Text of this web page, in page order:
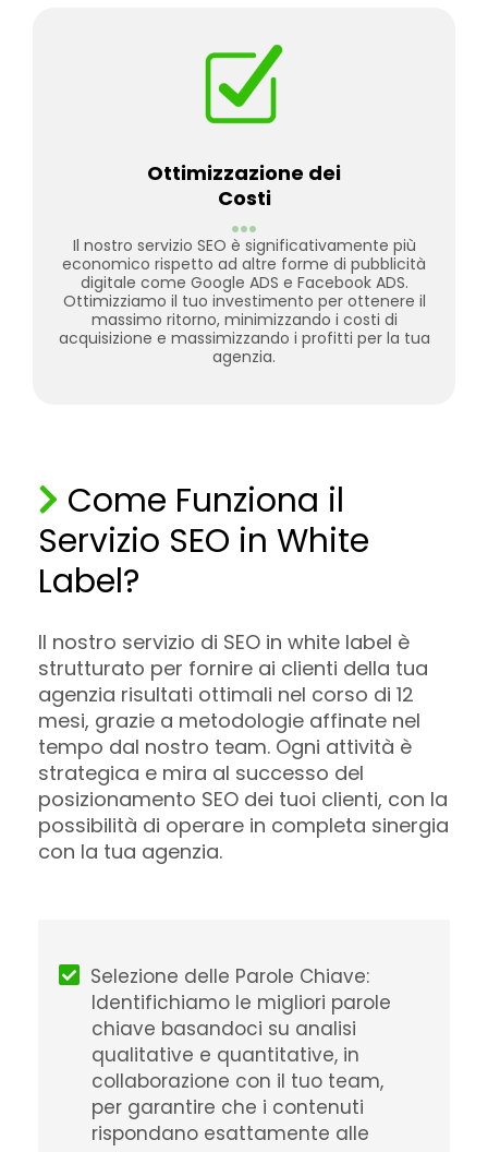
Ottimizzazione dei
Costi
...
Il nostro servizio SEO è significativamente più
economico rispetto ad altre forme di pubblicità
digitale come Google ADS e Facebook ADS.
Ottimizziamo il tuo investimento per ottenere il
massimo ritorno, minimizzando i costi di
acquisizione e massimizzando i profitti per la tua
agenzia.
Come Funziona il
Servizio SEO in White
Label?
Il nostro servizio di SEO in white label è
strutturato per fornire ai clienti della tua
agenzia risultati ottimali nel corso di 12
mesi, grazie a metodologie affinate nel
tempo dal nostro team. Ogni attività è
strategica e mira al successo del
posizionamento SEO dei tuoi clienti, con la
possibilità di operare in completa sinergia
con la tua agenzia.
Selezione delle Parole Chiave:
Identifichiamo le migliori parole
chiave basandoci su analisi
qualitative e quantitative, in
collaborazione con il tuo team,
per garantire che i contenuti
rispondano esattamente alle